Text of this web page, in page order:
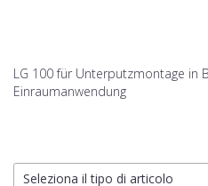
LG 100 für Unterputzmontage in
Einraumanwendung
Seleziona il tipo di articolo